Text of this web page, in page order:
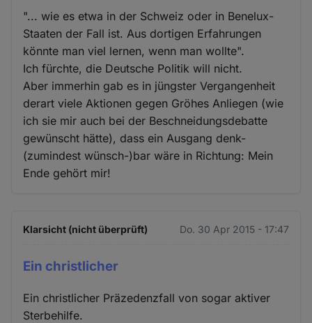
"... wie es etwa in der Schweiz oder in Benelux-
Staaten der Fall ist. Aus dortigen Erfahrungen
könnte man viel lernen, wenn man wollte".
Ich fürchte, die Deutsche Politik will nicht.
Aber immerhin gab es in jüngster Vergangenheit
derart viele Aktionen gegen Gröhes Anliegen (wie
ich sie mir auch bei der Beschneidungsdebatte
gewünscht hätte), dass ein Ausgang denk-
(zumindest wünsch-)bar wäre in Richtung: Mein
Ende gehört mir!
Klarsicht (nicht überprüft) Do. 30 Apr 2015 - 17:47
Ein christlicher
Ein christlicher Präzedenzfall von sogar aktiver
Sterbehilfe.